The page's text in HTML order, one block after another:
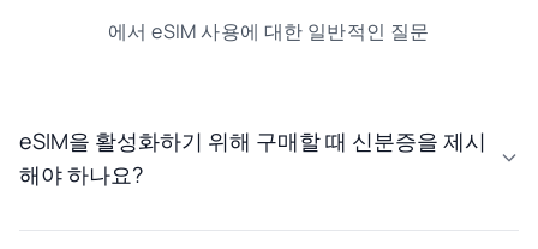
에서 eSIM 사용에 대한 일반적인 질문
eSIM을 활성화하기 위해 구매할 때 신분증을 제시
해야 하나요?